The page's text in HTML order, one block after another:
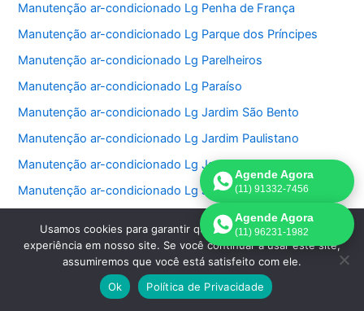
Manutenção ar-condicionado Lg Penha de França
Manutenção ar-condicionado Lg Parque dos Príncipes
Manutenção ar-condicionado Lg Parelheiros
Manutenção ar-condicionado Lg Paraíso
Manutenção ar-condicionado Lg Jardim São Bento
Manutenção ar-condicionado Lg Jardim Paulistano
Manutenção ar-condicionado Lg Jardim Paulista
Manutenção ar-condicionado Lg Jardim Morumbi
Manutenção ar-condicionado Lg Jardim Fonte do Morumbi
Manutenção ar-condicionado Lg Jardim Europa
Manutenção ar-condicionado Lg Jardim das Perdizes
Manutenção ar-condicionado Lg Jardim das Acacias
Agende Agora
(11) 91332-7456
Agende Agora
(11) 96231-1982
Usamos cookies para garantir que oferecemos a melhor
experiência em nosso site. Se você continuar a usar este site,
assumiremos que você está satisfeito com ele.
Ok
Política de Privacidade